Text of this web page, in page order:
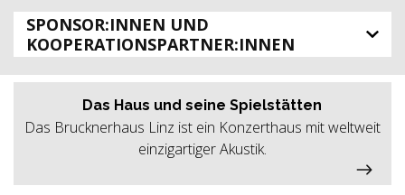
SPONSOR:INNEN UND
KOOPERATIONSPARTNER:INNEN
Das Haus und seine Spielstätten
Das Brucknerhaus Linz ist ein Konzerthaus mit weltweit
einzigartiger Akustik.